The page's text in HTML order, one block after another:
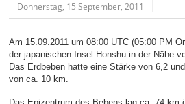
Donnerstag, 15 September, 2011
Am 15.09.2011 um 08:00 UTC (05:00 PM
der japanischen Insel Honshu in der Nähe
Das Erdbeben hatte eine Stärke von 6,2
von ca. 10 km.